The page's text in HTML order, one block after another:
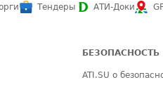
Тендеры АТИ-Доки
БЕЗОПАСНОСТЬ
ATI.SU о